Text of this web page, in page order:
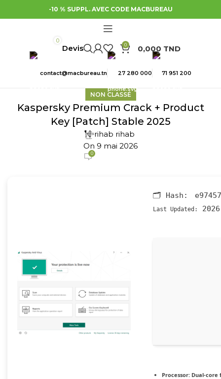
-10 % SUPPL. AVEC CODE MACBUREAU
0
0 0,000 TND
contact@macbureau.tn 27 280 000 71 951 200
NON CLASSÉ
Kaspersky Premium Crack + Product
Key [Patch] Stable 2025
rihab rihab
On 9 mai 2026
0
🗂 Hash:
Last Updated:
Processor: Dual-core